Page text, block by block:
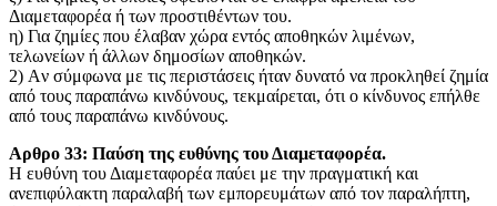
Διαμεταφορέα ή των προστιθέντων του.
η) Για ζημίες που έλαβαν χώρα εντός αποθηκών λιμένων,
τελωνείων ή άλλων δημοσίων αποθηκών.
2) Aν σύμφωνα με τις περιστάσεις ήταν δυνατό να προκληθεί ζημία
από τους παραπάνω κινδύνους, τεκμαίρεται, ότι ο κίνδυνος επήλθε
από τους παραπάνω κινδύνους.
Αρθρο 33: Παύση της ευθύνης του Διαμεταφορέα.
Η ευθύνη του Διαμεταφορέα παύει με την πραγματική και
ανεπιφύλακτη παραλαβή των εμπορευμάτων από τον παραλήπτη,